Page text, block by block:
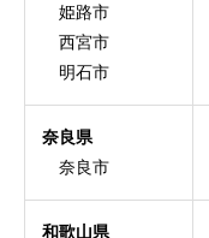
姫路市
西宮市
明石市
奈良県
奈良市
和歌山県